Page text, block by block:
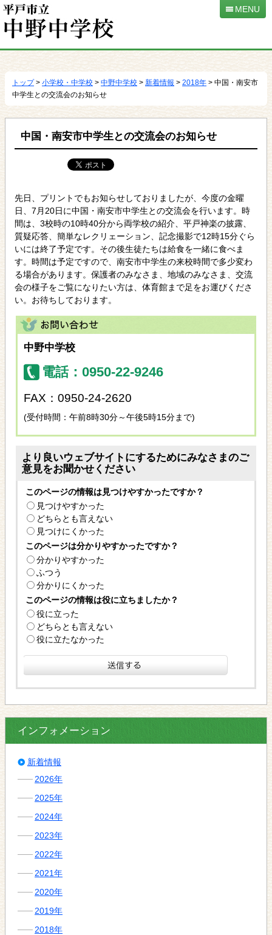
動
MENU
トップ> 小学校・中学校 > 中野中学校 > 新着情報 > 2018年 > 中国・南安市
中学生との交流会のお知らせ
中国・南安市中学生との交流会のお知らせ
先日、プリントでもお知らせしておりましたが、今度の金曜
日、7月20日に中国・南安市中学生との交流会を行います。時
間は、3校時の10時40分から両学校の紹介、平戸神楽の披露、
質疑応答、簡単なレクリェーション、記念撮影で12時15分ぐら
いには終了予定です。その後生徒たちは給食を一緒に食べま
す。時間は予定ですので、南安市中学生の来校時間で多少変わ
る場合があります。保護者のみなさま、地域のみなさま、交流
会の様子をご覧になりたい方は、体育館まで足をお運びくださ
い。お待ちしております。
中野中学校
電話：0950-22-9246
FAX：0950-24-2620
(受付時間：午前8時30分～午後5時15分まで)
より良いウェブサイトにするためにみなさまのご
意見をお聞かせください
このページの情報は見つけやすかったですか？
見つけやすかった
どちらとも言えない
見つけにくかった
このページは分かりやすかったですか？
分かりやすかった
ふつう
分かりにくかった
このページの情報は役に立ちましたか？
役に立った
どちらとも言えない
役に立たなかった
インフォメーション
新着情報
2026年
2025年
2024年
2023年
2022年
2021年
2020年
2019年
2018年